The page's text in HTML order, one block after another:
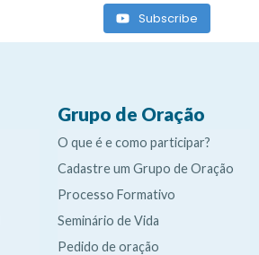
Subscribe
Grupo de Oração
O que é e como participar?
Cadastre um Grupo de Oração
Processo Formativo
Seminário de Vida
Pedido de oração